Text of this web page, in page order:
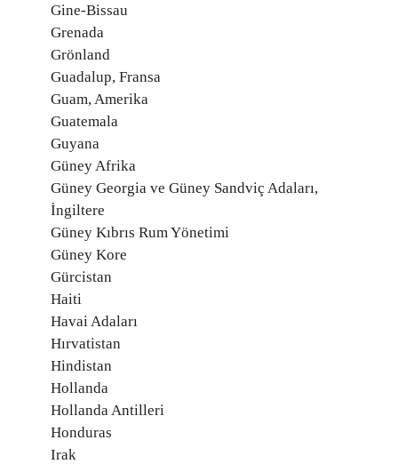
Gine-Bissau
Grenada
Grönland
Guadalup, Fransa
Guam, Amerika
Guatemala
Guyana
Güney Afrika
Güney Georgia ve Güney Sandviç Adaları,
İngiltere
Güney Kıbrıs Rum Yönetimi
Güney Kore
Gürcistan
Haiti
Havai Adaları
Hırvatistan
Hindistan
Hollanda
Hollanda Antilleri
Honduras
Irak